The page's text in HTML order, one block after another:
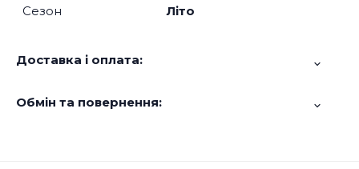
Сезон
Літо
Доставка і оплата:
Обмін та повернення: